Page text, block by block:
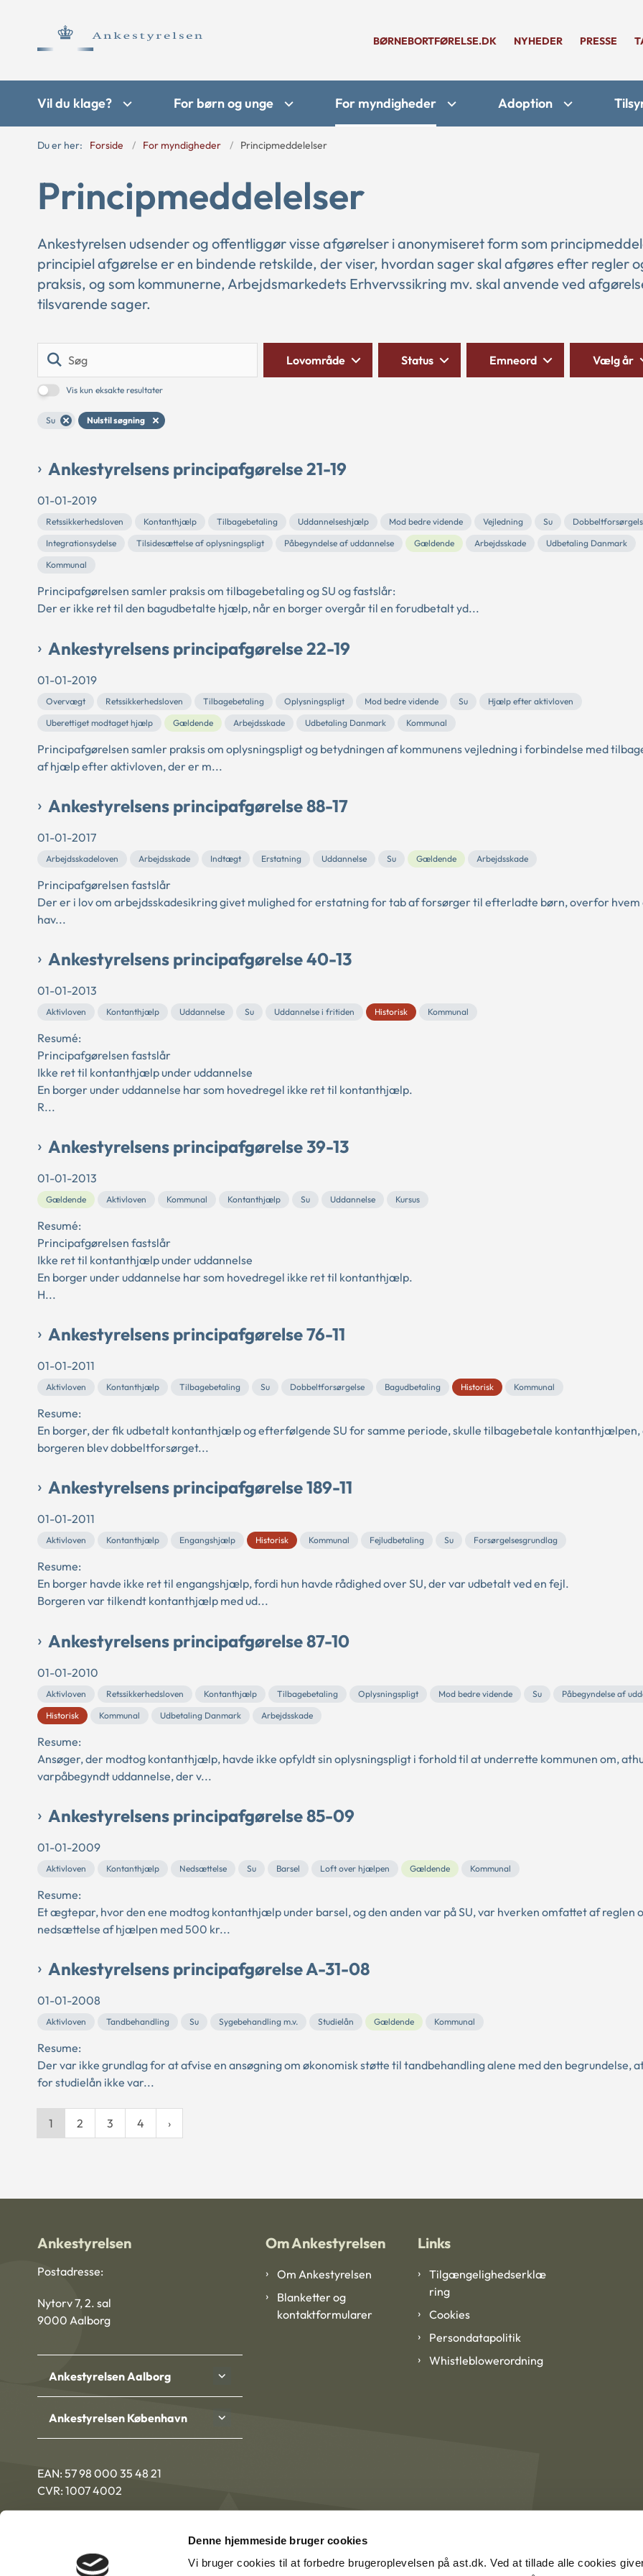
Denne hjemmeside bruger cookies
Vi bruger cookies til at forbedre brugeroplevelsen på ast.dk. Ved at tillade alle cookies
BØRNEBORTFØRELSE.DK NYHEDER PRESSE
Vil du klage? For børn og unge For myndigheder Adoption
Du er her: Forside For myndigheder Principmeddelelser
Principmeddelelser
Ankestyrelsen udsender og offentliggør visse afgørelser i anonymiseret form som
principiel afgørelse er en bindende retskilde, der viser, hvordan sager skal afgøres efter regler
praksis, og som kommunerne, Arbejdsmarkedets Erhvervssikring mv. skal anvende ved
tilsvarende sager.
Vis kun eksakte resultater
Lovområde Status Emneord Vælg år
Su Nulstil søgning
Ankestyrelsens principafgørelse 21-19
01-01-2019
Retssikkerhedsloven Kontanthjælp Tilbagebetaling Uddannelseshjælp Mod bedre vidende Vejledning Su
Integrationsydelse
Tilsidesættelse af oplysningspligt Påbegyndelse af uddannelse Gældende Arbejdsskade
Udbetaling Danmark
Kommunal
Principafgørelsen samler praksis om tilbagebetaling og SU og fastslår:
Der er ikke ret til den bagudbetalte hjælp, når en borger overgår til en forudbetalt yd...
Ankestyrelsens principafgørelse 22-19
01-01-2019
Overvægt Retssikkerhedsloven Tilbagebetaling Oplysningspligt Mod bedre vidende Su
Hjælp efter aktivloven
Uberettiget modtaget hjælp
Gældende Arbejdsskade Udbetaling Danmark Kommunal
Principafgørelsen samler praksis om oplysningspligt og betydningen af kommunens vejledning i forbindelse med
af hjælp efter aktivloven, der er m...
Ankestyrelsens principafgørelse 88-17
01-01-2017
Arbejdsskadeloven Arbejdsskade Indtægt Erstatning Uddannelse Su Gældende Arbejdsskade
Principafgørelsen fastslår
Der er i lov om arbejdsskadesikring givet mulighed for erstatning for tab af forsørger til efterladte børn, overfor hvem
hav...
Ankestyrelsens principafgørelse 40-13
01-01-2013
Aktivloven Kontanthjælp Uddannelse Su Uddannelse i fritiden Historisk Kommunal
Resumé:
Principafgørelsen fastslår
Ikke ret til kontanthjælp under uddannelse
En borger under uddannelse har som hovedregel ikke ret til kontanthjælp.
R...
Ankestyrelsens principafgørelse 39-13
01-01-2013
Gældende Aktivloven Kommunal Kontanthjælp Su Uddannelse Kursus
Resumé:
Principafgørelsen fastslår
Ikke ret til kontanthjælp under uddannelse
En borger under uddannelse har som hovedregel ikke ret til kontanthjælp.
H...
Ankestyrelsens principafgørelse 76-11
01-01-2011
Aktivloven Kontanthjælp Tilbagebetaling Su Dobbeltforsørgelse Bagudbetaling Historisk Kommunal
Resume:
En borger, der fik udbetalt kontanthjælp og efterfølgende SU for samme periode, skulle tilbagebetale kontanthjælpen,
borgeren blev dobbeltforsørget...
Ankestyrelsens principafgørelse 189-11
01-01-2011
Aktivloven Kontanthjælp Engangshjælp Historisk Kommunal Fejludbetaling Su Forsørgelsesgrundlag
Resume:
En borger havde ikke ret til engangshjælp, fordi hun havde rådighed over SU, der var udbetalt ved en fejl.
Borgeren var tilkendt kontanthjælp med ud...
Ankestyrelsens principafgørelse 87-10
01-01-2010
Aktivloven Retssikkerhedsloven Kontanthjælp Tilbagebetaling Oplysningspligt Mod bedre vidende Su
Påbegyndelse af
Historisk
Kommunal Udbetaling Danmark Arbejdsskade
Resume:
Ansøger, der modtog kontanthjælp, havde ikke opfyldt sin oplysningspligt i forhold til at underrette kommunen om,
varpåbegyndt uddannelse, der v...
Ankestyrelsens principafgørelse 85-09
01-01-2009
Aktivloven Kontanthjælp Nedsættelse Su Barsel Loft over hjælpen Gældende Kommunal
Resume:
Et ægtepar, hvor den ene modtog kontanthjælp under barsel, og den anden var på SU, var hverken omfattet af reglen
nedsættelse af hjælpen med 500 kr...
Ankestyrelsens principafgørelse A-31-08
01-01-2008
Aktivloven Tandbehandling Su Sygebehandling m.v. Studielån Gældende Kommunal
Resume:
Der var ikke grundlag for at afvise en ansøgning om økonomisk støtte til tandbehandling alene med den begrundelse,
for studielån ikke var...
1 2 3 4
Ankestyrelsen
Postadresse:
Nytorv 7, 2. sal
9000 Aalborg
Ankestyrelsen Aalborg
Ankestyrelsen København
EAN: 57 98 000 35 48 21
CVR: 1007 4002
Om Ankestyrelsen
Om Ankestyrelsen
Blanketter og
kontaktformularer
Links
Tilgængelighedserklæ
ring
Cookies
Persondatapolitik
Whistleblowerordning